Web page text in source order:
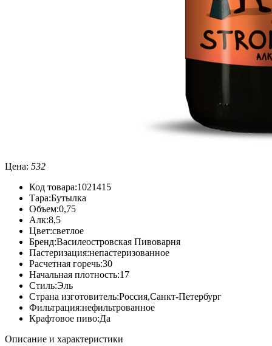
Цена: 532
Код товара:1021415
Тара:Бутылка
Объем:0,75
Алк:8,5
Цвет:светлое
Бренд:Василеостровская Пивоварня
Пастеризация:непастеризованное
Расчетная горечь:30
Начальная плотность:17
Стиль:Эль
Страна изготовитель:Россия,Санкт-Петербург
Фильтрация:нефильтрованное
Крафтовое пиво:Да
Описание и характеристики